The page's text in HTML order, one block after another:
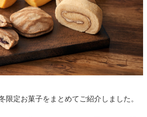
限定お菓子をまとめてご紹介しました。